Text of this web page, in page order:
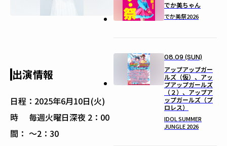
出演情報
日程： 2025年6月10日(火)
時
間：
毎週火曜日深夜 2：00
～2：30
でか美ちゃん
でか美祭2026
08.09 (SUN)
アップアップガー
ルズ（仮）、アッ
プアップガールズ
（２）、アップア
ップガールズ（プ
ロレス）
IDOL SUMMER
JUNGLE 2026